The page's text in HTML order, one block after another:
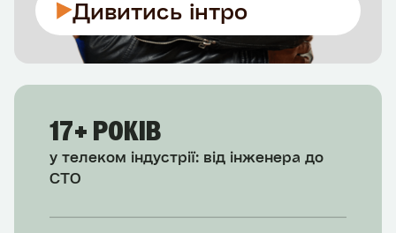
Дивитись інтро
17+ РОКІВ
у телеком індустрії: від інженера до
CTO